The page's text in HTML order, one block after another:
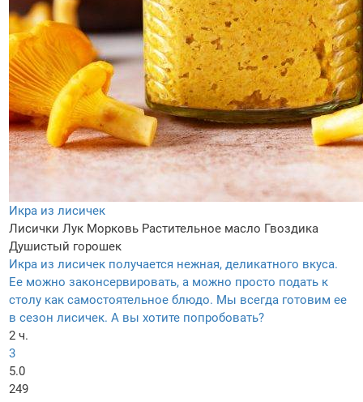
Икра из лисичек
Лисички Лук Морковь Растительное масло Гвоздика
Душистый горошек
Икра из лисичек получается нежная, деликатного вкуса.
Ее можно законсервировать, а можно просто подать к
столу как самостоятельное блюдо. Мы всегда готовим ее
в сезон лисичек. А вы хотите попробовать?
2 ч.
3
5.0
249